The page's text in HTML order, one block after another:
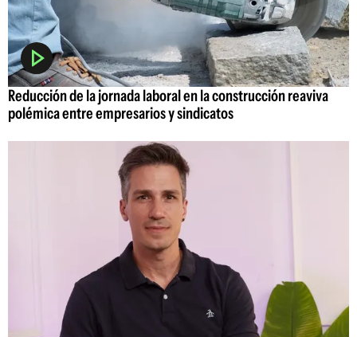
Reducción de la jornada laboral en la construcción reaviva
polémica entre empresarios y sindicatos